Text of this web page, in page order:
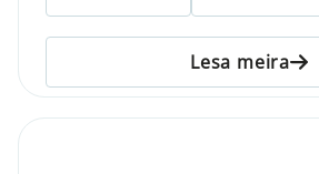
Lesa meira